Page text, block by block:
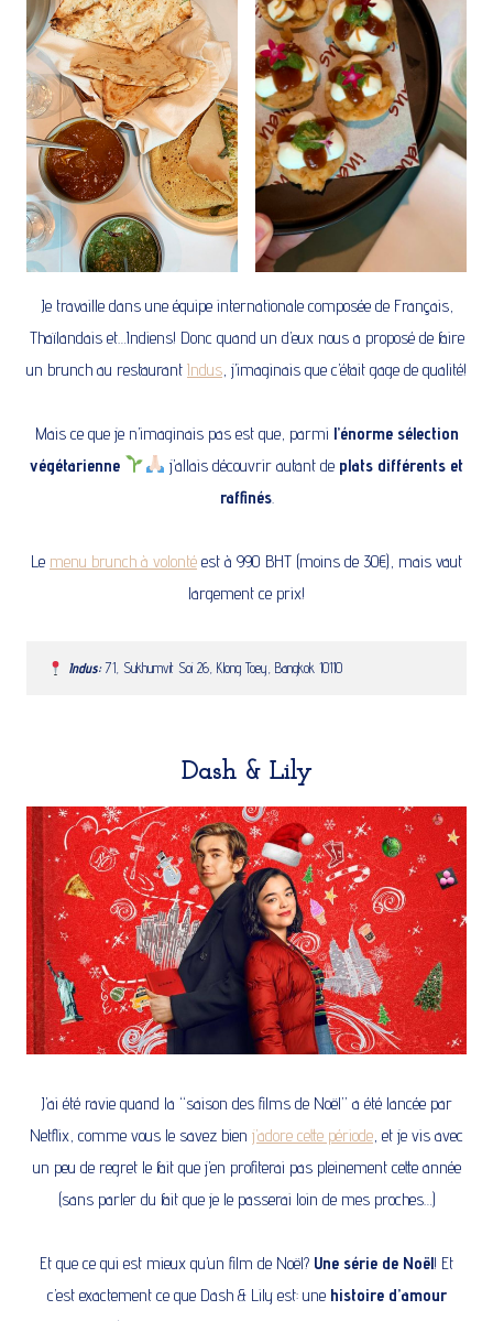
Je travaille dans une équipe internationale composée de Français,
Thaïlandais et…Indiens! Donc quand un d’eux nous a proposé de faire
un brunch au restaurant Indus , j’imaginais que c’était gage de qualité!
Mais ce que je n’imaginais pas est que, parmi l’énorme sélection
végétarienne
j’allais découvrir autant de plats différents et
raffinés.
Le menu brunch à volonté est à 990 BHT (moins de 30€), mais vaut
largement ce prix!
Indus: 71, Sukhumvit Soi 26, Klong Toey, Bangkok 10110
Dash & Lily
J’ai été ravie quand la “saison des films de Noël” a été lancée par
Netflix, comme vous le savez bien j’adore cette période , et je vis avec
un peu de regret le fait que j’en profiterai pas pleinement cette année
(sans parler du fait que je le passerai loin de mes proches…)
Et que ce qui est mieux qu’un film de Noël? Une série de Noël! Et
c’est exactement ce que Dash & Lily est: une histoire d’amour